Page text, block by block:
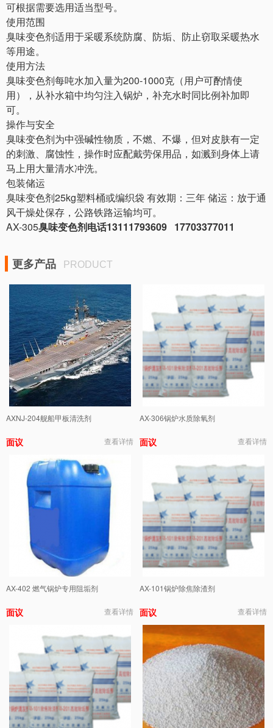
可根据需要选用适当型号。
使用范围
臭味变色剂适用于采暖系统防腐、防垢、防止窃取采暖热水
等用途。
使用方法
臭味变色剂每吨水加入量为200-1000克（用户可酌情使
用），从补水箱中均匀注入锅炉，补充水时同比例补加即
可。
操作与安全
臭味变色剂为中强碱性物质，不燃、不爆，但对皮肤有一定
的刺激、腐蚀性，操作时应配戴劳保用品，如溅到身体上请
马上用大量清水冲洗。
包装储运
臭味变色剂25kg塑料桶或编织袋 有效期：三年 储运：放于通
风干燥处保存，公路铁路运输均可。
AX-305臭味变色剂电话13111793609 17703377011
更多产品 PRODUCT
AXNJ-204舰船甲板清洗剂
面议 查看详情
AX-306锅炉水质除氧剂
面议 查看详情
AX-402 燃气锅炉专用阻垢剂
面议 查看详情
AX-101锅炉除焦除渣剂
面议 查看详情